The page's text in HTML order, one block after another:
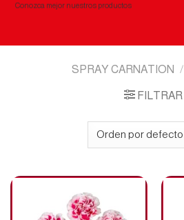
Conozca mejor nuestros productos
SPRAY CARNATION /
FILTRAR